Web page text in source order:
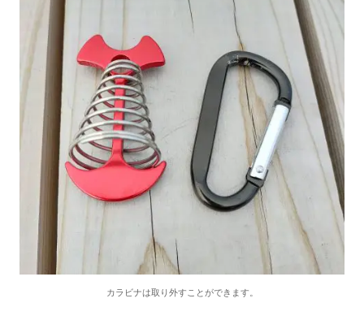
カラビナは取り外すことができます。